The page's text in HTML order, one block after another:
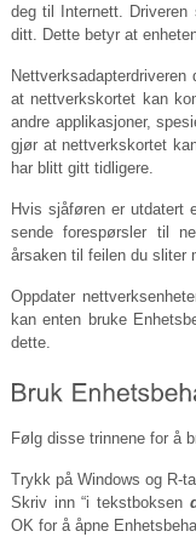
deg til Internett. Driveren
ditt. Dette betyr at
at nettverkskortet kan
andre applikasjoner,
gjør at nettverkskortet
har blitt gitt tidligere.
Hvis sjåføren er utdatert
sende forespørsler til
årsaken til feilen du sliter
Oppdater
kan enten bruke
dette.
Følg disse trinnene for å
Trykk på Windows og R-
Skriv inn “i tekstboksen
OK for å åpne